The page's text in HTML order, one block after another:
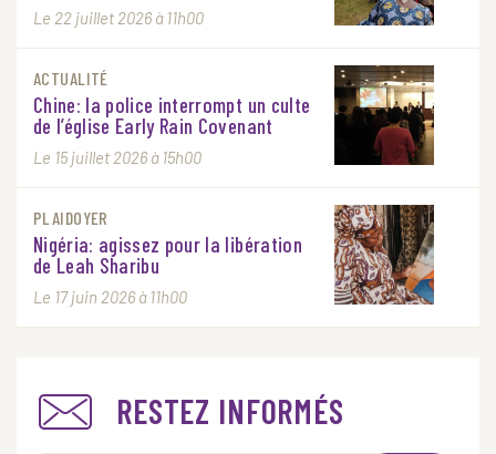
Le 22 juillet 2026 à 11h00
ACTUALITÉ
Chine: la police interrompt un culte
de l’église Early Rain Covenant
Le 15 juillet 2026 à 15h00
PLAIDOYER
Nigéria: agissez pour la libération
de Leah Sharibu
Le 17 juin 2026 à 11h00
RESTEZ INFORMÉS